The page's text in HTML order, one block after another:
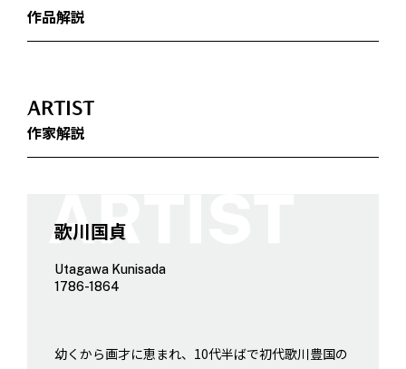
作品解説
ARTIST
作家解説
歌川国貞
Utagawa Kunisada
1786-1864
幼くから画才に恵まれ、10代半ばで初代歌川豊国の